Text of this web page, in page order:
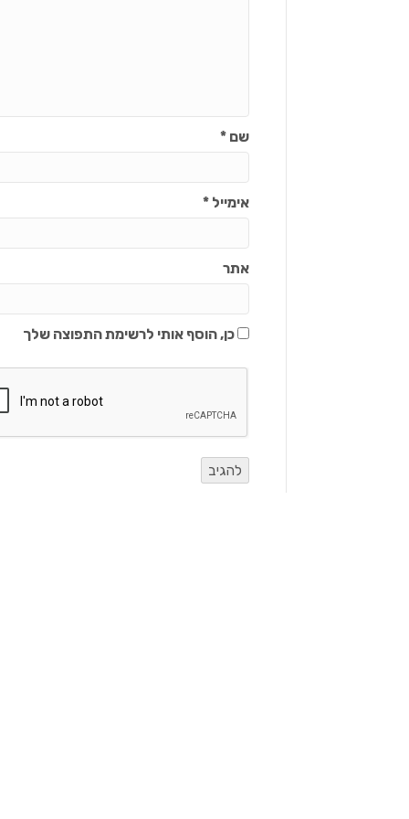
שם*
אימייל*
אתר
כן, הוסף אותי לרשימת התפוצה שלך